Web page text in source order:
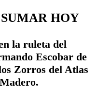
HOY
la ruleta del
Escobar de
Zorros del Atlas